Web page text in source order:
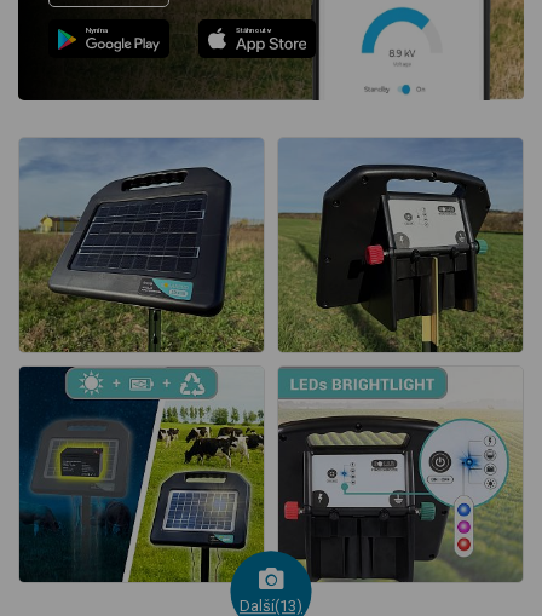
Nyní na Stáhnout v
Další(13)